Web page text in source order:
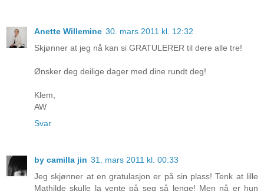
Anette Willemine 30. mars 2011 kl. 12:32
Skjønner at jeg nå kan si GRATULERER til dere alle tre!
Ønsker deg deilige dager med dine rundt deg!
Klem,
AW
Svar
by camilla jin 31. mars 2011 kl. 00:33
Jeg skjønner at en gratulasjon er på sin plass! Tenk at lille
Mathilde skulle la vente på seg så lenge! Men nå er hun